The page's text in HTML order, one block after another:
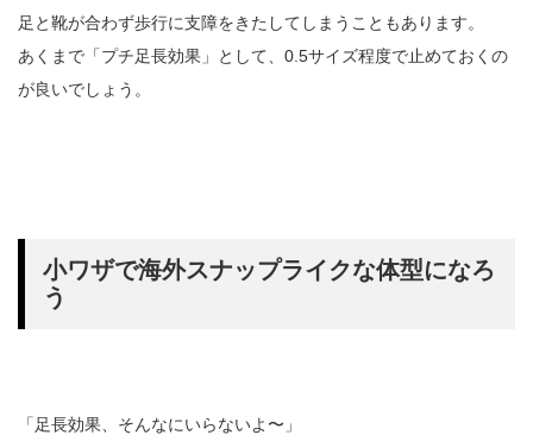
足と靴が合わず歩行に支障をきたしてしまうこともあります。
あくまで「プチ足長効果」として、0.5サイズ程度で止めておくの
が良いでしょう。
小ワザで海外スナップライクな体型になろ
う
「足長効果、そんなにいらないよ〜」